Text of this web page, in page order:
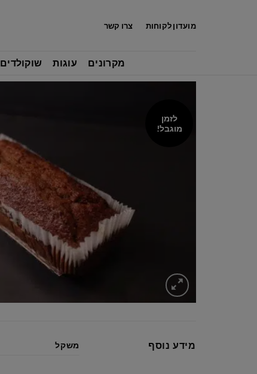
מועדון לקוחות צרו קשר
מקרונים עוגות שוקולדים
לזמן
מוגבל!
מידע נוסף משקל